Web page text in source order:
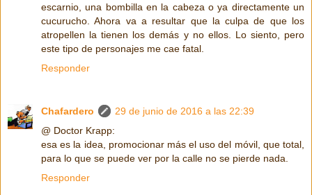
escarnio, una bombilla en la cabeza o ya directamente un
cucurucho. Ahora va a resultar que la culpa de que los
atropellen la tienen los demás y no ellos. Lo siento, pero
este tipo de personajes me cae fatal.
Responder
Chafardero
29 de junio de 2016 a las 22:39
@ Doctor Krapp:
esa es la idea, promocionar más el uso del móvil, que total,
para lo que se puede ver por la calle no se pierde nada.
Responder